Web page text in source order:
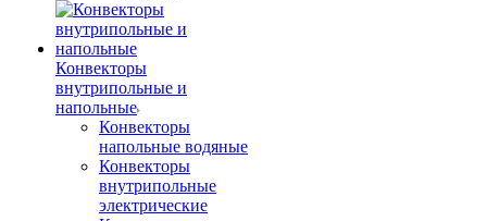
Конвекторы
внутрипольные и
напольные
Конвекторы
напольные водяные
Конвекторы
внутрипольные
электрические